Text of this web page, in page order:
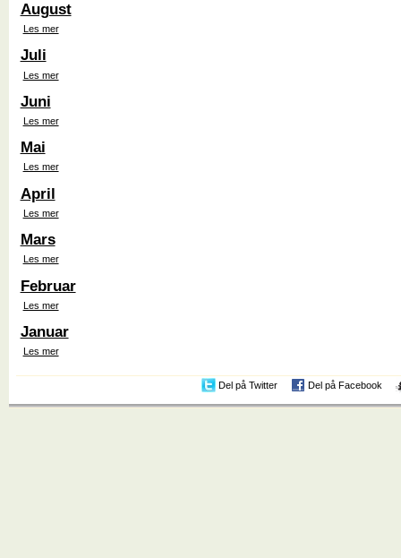
August
Les mer
Juli
Les mer
Juni
Les mer
Mai
Les mer
April
Les mer
Mars
Les mer
Februar
Les mer
Januar
Les mer
Del på Twitter Del på Facebook